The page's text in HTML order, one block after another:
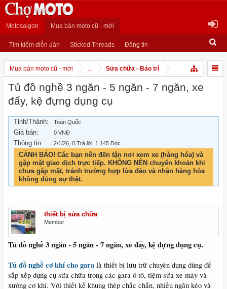
Motosaigon Mua bán moto cũ - mới
Tìm kiếm diễn đàn Sticked Threads Đăng tin
Mua bán moto cũ - mới ... Sửa chữa - Bảo trì
Tủ đồ nghề 3 ngăn - 5 ngăn - 7 ngăn, xe
đẩy, kệ đựng dụng cụ
Tỉnh/Thành: Toàn Quốc
Giá bán: 0 VNĐ
Thông tin: 2/1/26 , 0 Trả lời, 1,145 Đọc
CẢNH BÁO! Các bạn nên đến tận nơi xem xe (hàng hóa) và
gặp mặt giao dịch trực tiếp. KHÔNG NÊN chuyển khoản khi
chưa gặp mặt, tránh trường hợp lừa đảo và nhận hàng hóa
không đúng sự thật.
thiết bị sửa chữa
Member
Tủ đồ nghề 3 ngăn - 5 ngăn - 7 ngăn, xe đẩy, kệ đựng dụng cụ.
Tủ đồ nghề cơ khí cho gara là thiết bị lưu trữ chuyên dụng dùng để
sắp xếp dụng cụ sửa chữa trong các gara ô tô, tiệm sửa xe máy và
xưởng cơ khí. Với thiết kế khung thép chắc chắn, nhiều ngăn kéo và